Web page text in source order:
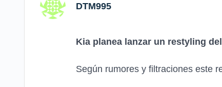
DTM995
Kia planea lanzar un restyling
Según rumores y filtraciones este